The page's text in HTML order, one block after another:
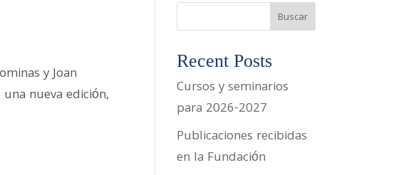
y Joan
nueva edición,
Buscar
Recent Posts
Cursos y seminarios
para 2026-2027
Publicaciones recibidas
en la Fundación